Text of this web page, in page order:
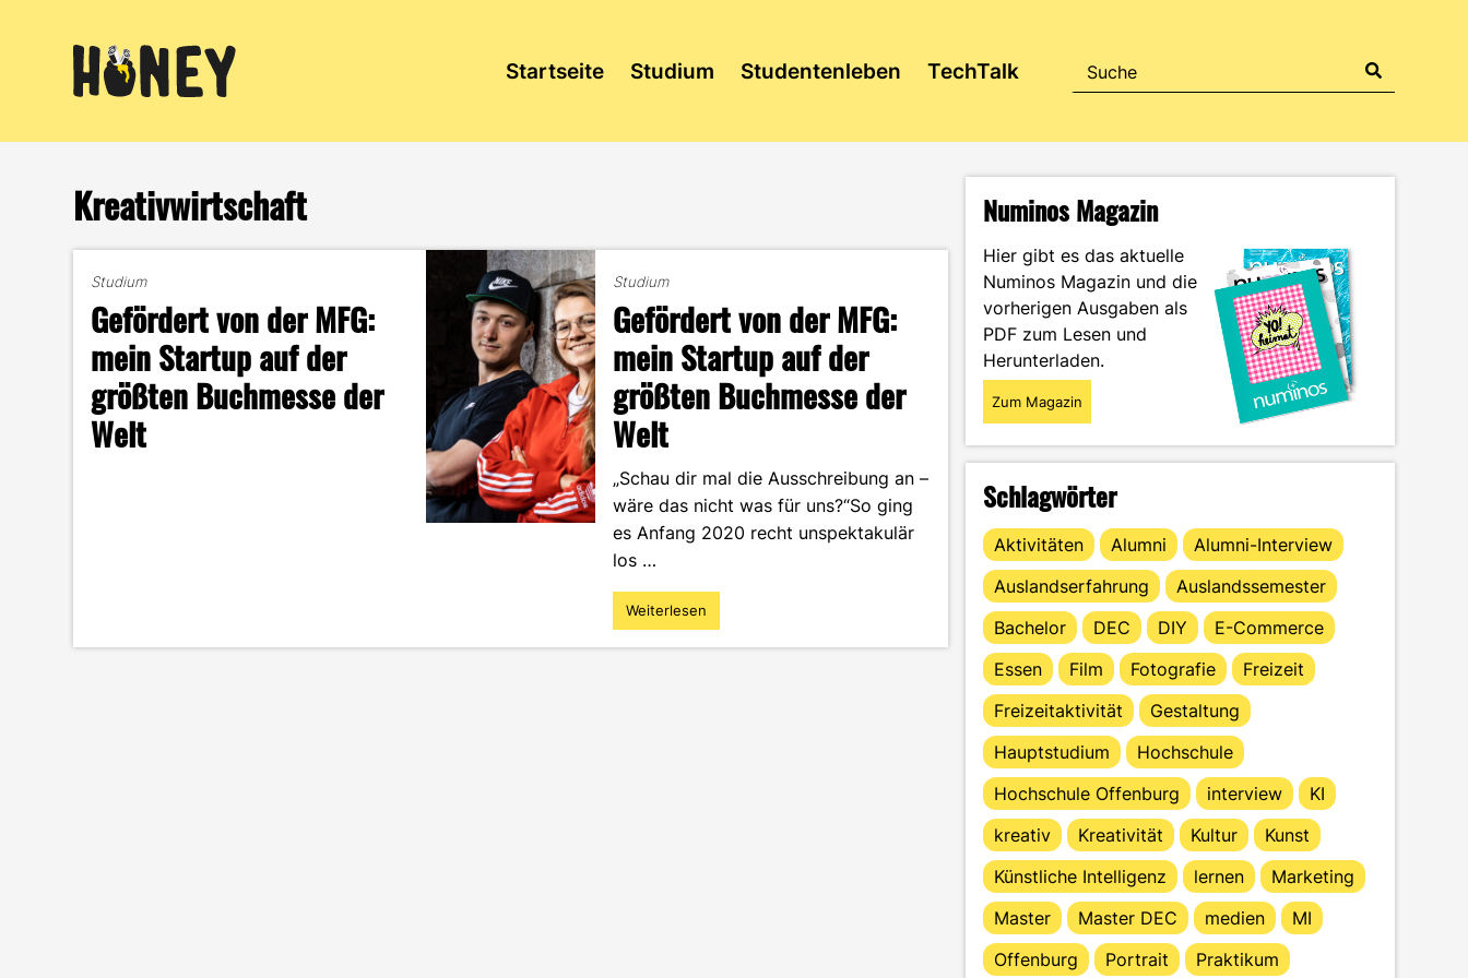
Startseite Studium Studentenleben TechTalk
Kreativwirtschaft
Studium
Gefördert von der MFG:
mein Startup auf der
größten Buchmesse der
Welt
Studium
Gefördert von der MFG:
mein Startup auf der
größten Buchmesse der
Welt
„Schau dir mal die Ausschreibung an –
wäre das nicht was für uns?“So ging
es Anfang 2020 recht unspektakulär
los …
"Gefördert
von
Weiterlesen
Numinos Magazin
Hier gibt es das aktuelle
Numinos Magazin und die
vorherigen Ausgaben als
PDF zum Lesen und
Herunterladen.
Zum Magazin
Schlagwörter
Aktivitäten Alumni
Alumni-Interview
Auslandserfahrung
Auslandssemester
Bachelor
DEC DIY
E-Commerce
Essen
Film Fotografie
Freizeit
Freizeitaktivität
Gestaltung
Hauptstudium
Hochschule
Hochschule Offenburg
interview
KI
kreativ
Kreativität Kultur
Kunst
Künstliche Intelligenz
lernen
Marketing
Master
Master DEC medien
MI
Offenburg
Portrait
Praktikum